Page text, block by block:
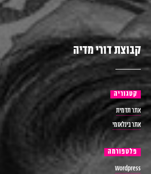
קבוצתדורימדיה
קטגוריה
אתרתדמית
אתרבינלאומי
פלטפורמה
Wordpress